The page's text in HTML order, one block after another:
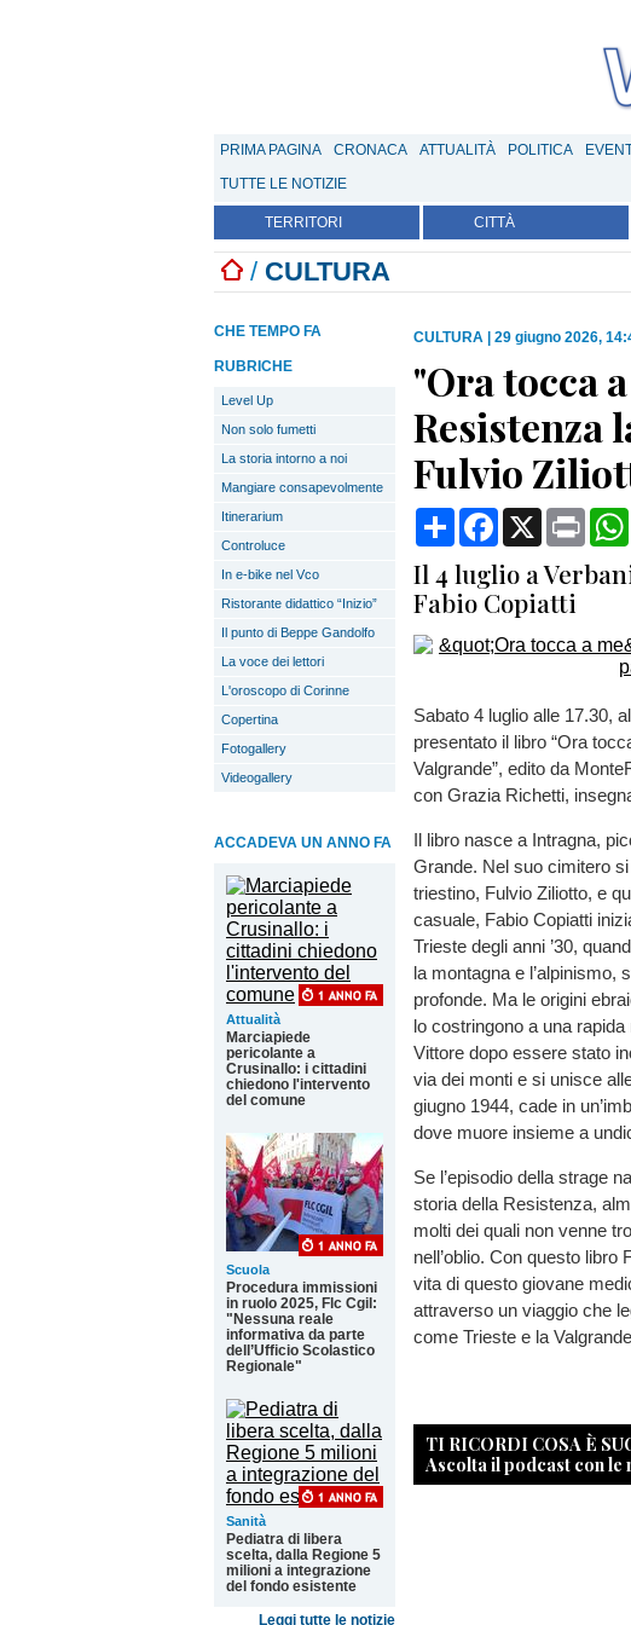
PRIMA PAGINA CRONACA ATTUALITÀ POLITICA
TUTTE LE NOTIZIE
TERRITORI CITTÀ
/ CULTURA
CHE TEMPO FA
RUBRICHE
Level Up
Non solo fumetti
La storia intorno a noi
Mangiare consapevolmente
Itinerarium
Controluce
In e-bike nel Vco
Ristorante didattico “Inizio”
Il punto di Beppe Gandolfo
La voce dei lettori
L'oroscopo di Corinne
Copertina
Fotogallery
Videogallery
ACCADEVA UN ANNO FA
Attualità
Marciapiede
pericolante a
Crusinallo: i cittadini
chiedono l'intervento
del comune
Scuola
Procedura immissioni
in ruolo 2025, Flc Cgil:
"Nessuna reale
informativa da parte
dell’Ufficio Scolastico
Regionale"
Sanità
Pediatra di libera
scelta, dalla Regione 5
milioni a integrazione
del fondo esistente
Leggi tutte le notizie
CULTURA 29 giugno 2026,
"Ora tocca
Resistenza
Fulvio
CondividiFacebook
X Print
Il 4 luglio a
Fabio Copiatti
Sabato 4 luglio alle 17.30,
presentato il libro “Ora
Valgrande”, edito da
con Grazia Richetti,
Il libro nasce a Intragna,
Grande. Nel suo cimitero
triestino, Fulvio Ziliotto, e
casuale, Fabio Copiatti
Trieste degli anni ’30,
la montagna e l’alpinismo,
profonde. Ma le origini
lo costringono a una
Vittore dopo essere stato
via dei monti e si unisce
giugno 1944, cade in
dove muore insieme a
Se l’episodio della strage
storia della Resistenza,
molti dei quali non venne
nell’oblio. Con questo
vita di questo giovane
attraverso un viaggio che
come Trieste e la
TI RICORDI COSA È
Ascolta il podcast con le